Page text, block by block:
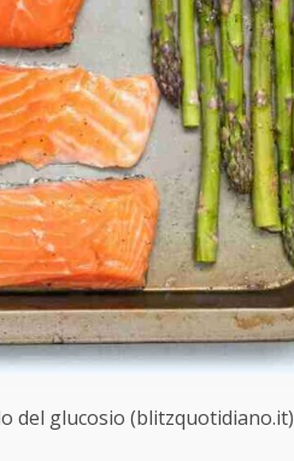
del glucosio (blitzquotidiano.it)